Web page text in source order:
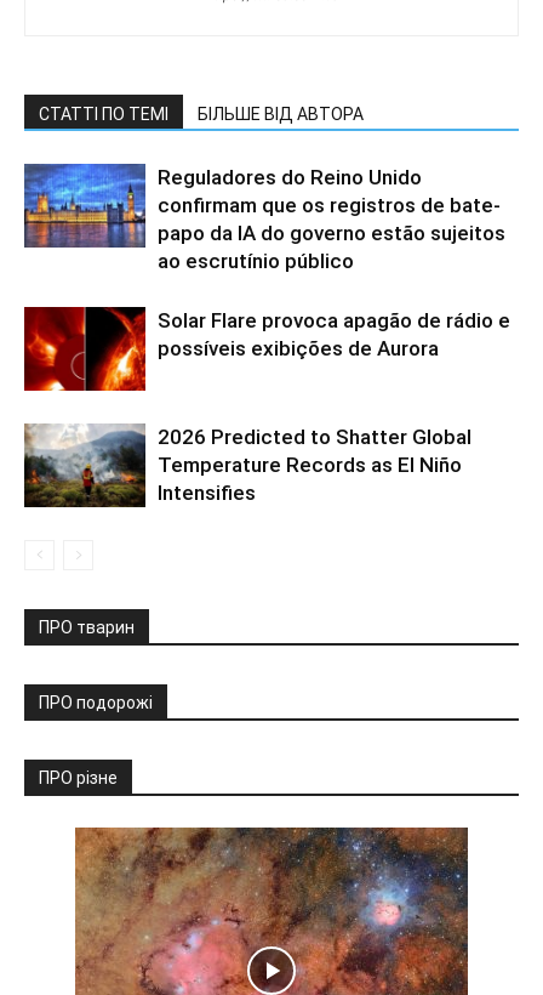
СТАТТІ ПО ТЕМІ БІЛЬШЕ ВІД АВТОРА
Reguladores do Reino Unido
confirmam que os registros de bate-
papo da IA do governo estão sujeitos
ao escrutínio público
Solar Flare provoca apagão de rádio e
possíveis exibições de Aurora
2026 Predicted to Shatter Global
Temperature Records as El Niño
Intensifies
ПРО тварин
ПРО подорожі
ПРО різне